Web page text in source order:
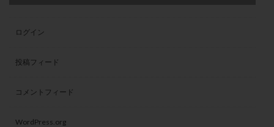
ログイン
投稿フィード
コメントフィード
WordPress.org